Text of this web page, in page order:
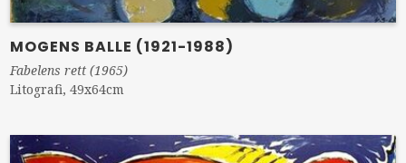
MOGENS BALLE (1921-1988)
Fabelens rett (1965)
Litografi, 49x64cm